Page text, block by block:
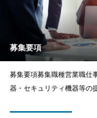
募集要項
募集要項募集職種営業職仕
器・セキュリティ機器等の